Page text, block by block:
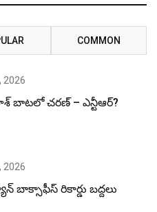
COMMON
2026
బాటలో చరణ్ – ఎన్టీఆర్?
2026
బాక్సాఫీస్ రికార్డు బద్దలు